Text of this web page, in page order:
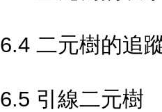
6.4 二元樹的追
6.5 引線二元樹